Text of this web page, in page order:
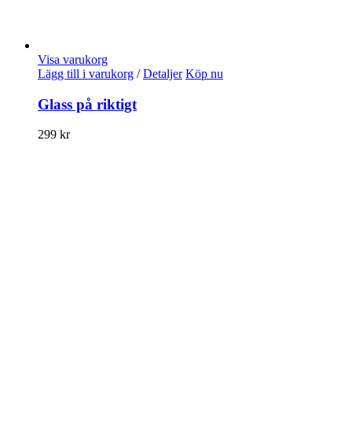
Visa varukorg
Lägg till i varukorg / Detaljer Köp nu
Glass på riktigt
299 kr